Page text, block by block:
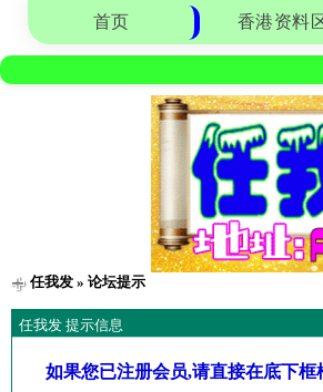
首页 香港资料
任我发» 论坛提示
任我发 提示信息
如果您已注册会员,请直接在底下